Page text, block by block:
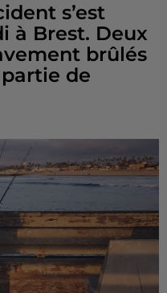
s’est
à Brest. Deux
brûlés
de